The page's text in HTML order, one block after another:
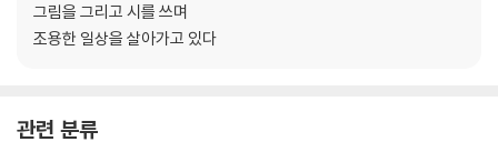
3부 — 우리라는 거리
그래, 우리에게는 적당한 거리가 필요했어
그림을 그리고 시를 쓰며
조용한 일상을 살아가고 있다
관련 분류